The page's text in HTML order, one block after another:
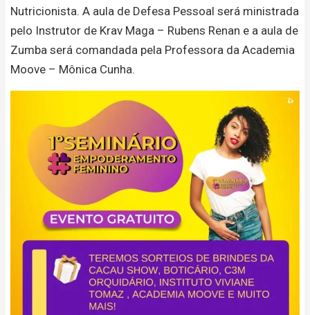
Nutricionista. A aula de Defesa Pessoal será ministrada
pelo Instrutor de Krav Maga – Rubens Renan e a aula de
Zumba será comandada pela Professora da Academia
Moove – Mônica Cunha.